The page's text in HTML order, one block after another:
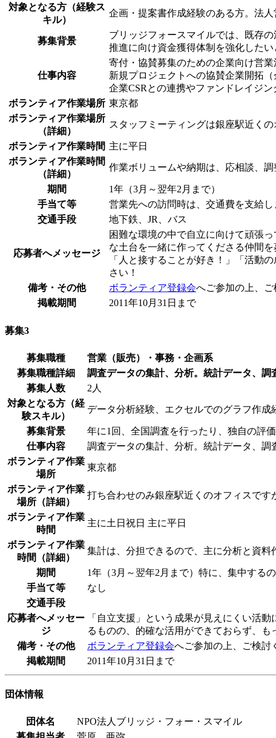
対象となる方（経験ス
キル）
企画・提案書作成経験のある方。法人
募集背景
ブリッジフォースマイルでは、既存
推進に向け資金獲得体制を強化したい
仕事内容
寄付・協賛募集のための企業向け営業
新規プロジェクトへの協賛企業開拓（
企業CSRとの連携やファンドレイジ
ボランティア作業場所 東京都
ボランティア作業場所
（詳細）
スタッフミーティングは銀座駅近く
ボランティア作業時間 主に平日
ボランティア作業時間
（詳細）
作業ボリュームや納期は、応相談、調
期間
1年（3月～翌年2月まで）
手当て等
営業先への訪問時は、交通費を支給し
交通手段
地下鉄、JR、バス
応募者へメッセージ
困難な環境の中で自立に向けて頑張
な土台を一緒に作ってくださる仲間を
「人と接することが好き！」「活動
さい！
備考・その他
ボランティア登録会へご参加の上、ご
掲載期間
2011年10月31日まで
募集3
募集職種
営業（販売）・事務・企画系
募集職種詳細
調査データの集計、分析。統計データ、調
募集人数
2人
対象となる方（経
験スキル）
データ分析経験、エクセルでのグラフ作成
募集背景
年に1回、全国調査を行ったり、独自の評
仕事内容
調査データの集計、分析。統計データ、調
ボランティア作業
場所
東京都
ボランティア作業
場所（詳細）
打ち合わせのみ銀座駅近くのオフィスです
ボランティア作業
時間
主に土日祝日 主に平日
ボランティア作業
時間（詳細）
集計は、分担できるので、主に分析と資料
期間
1年（3月～翌年2月まで）特に、集中するの
手当て等
なし
交通手段
応募者へメッセー
ジ
「自立支援」という成果が見えにくい活
るものの、的確な活用ができておらず、
備考・その他
ボランティア登録会へご参加の上、ご検討
掲載期間
2011年10月31日まで
団体情報
団体名
NPO法人ブリッジ・フォー・スマイル